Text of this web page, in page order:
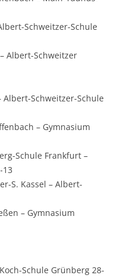
Schweitzer-Schule
Albert-Schweitzer
Schweitzer-Schule
– Gymnasium
Schule Frankfurt –
13
S. Kassel – Albert-
– Gymnasium
Schule Grünberg 28-